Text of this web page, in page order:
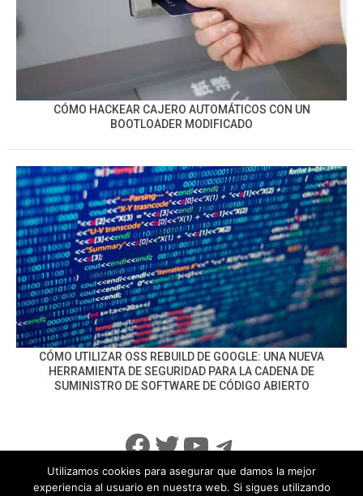
CÓMO HACKEAR CAJERO AUTOMÁTICOS CON UN
BOOTLOADER MODIFICADO
CÓMO UTILIZAR OSS REBUILD DE GOOGLE: UNA NUEVA
HERRAMIENTA DE SEGURIDAD PARA LA CADENA DE
SUMINISTRO DE SOFTWARE DE CÓDIGO ABIERTO
Facebook
Twitter
YouTube
Telegram
Utilizamos cookies para asegurar que damos la mejor
experiencia al usuario en nuestra web. Si sigues utilizando